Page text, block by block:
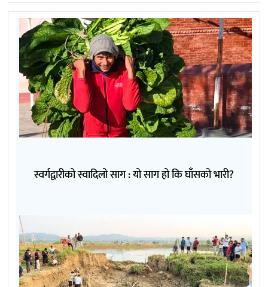
स्वर्गद्वारीको स्वादिलो साग : यो साग हो कि घाँसको भारी?